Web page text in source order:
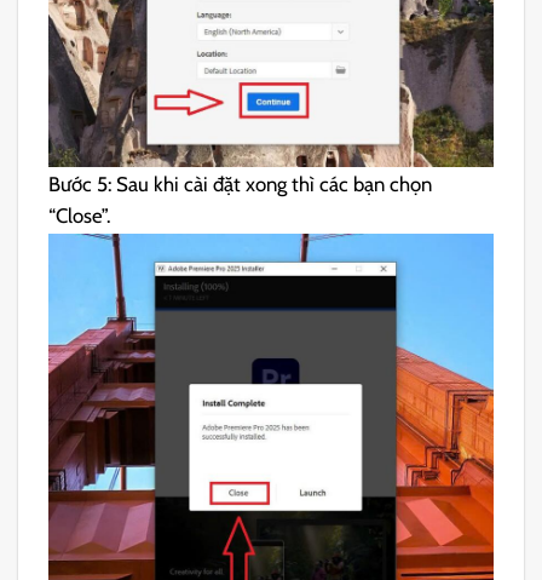
Bước 5: Sau khi cài đặt xong thì các bạn chọn
“Close”.